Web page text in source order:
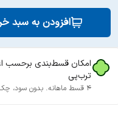
افزودن به سبد
امکان قسط‌بندی برحسب
ترب‌پی
۴ قسط ماهانه. بدون سود، چک و ضامن.